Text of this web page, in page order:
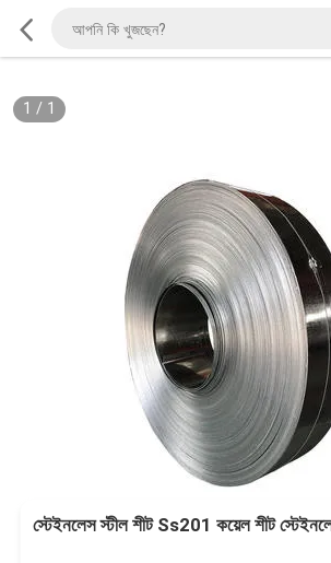
1 / 1
স্টেইনলেস স্টীল শীট Ss201 কয়েল শীট